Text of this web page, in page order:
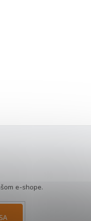
e-shope.